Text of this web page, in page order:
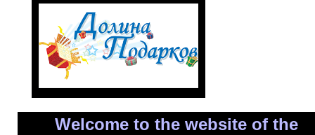
Welcome to the website of the